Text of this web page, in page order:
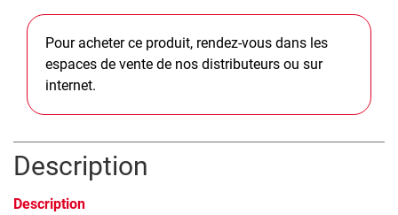
Pour acheter ce produit, rendez-vous dans les
espaces de vente de nos distributeurs ou sur
internet.
Description
Description